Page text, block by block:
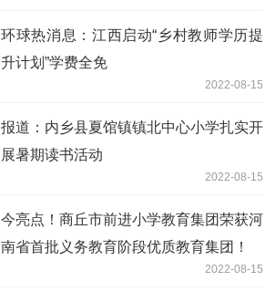
环球热消息：江西启动“乡村教师学历提
升计划”学费全免
2022-08-15
报道：内乡县夏馆镇镇北中心小学扎实开
展暑期读书活动
2022-08-15
今亮点！商丘市前进小学教育集团荣获河
南省首批义务教育阶段优质教育集团！
2022-08-15